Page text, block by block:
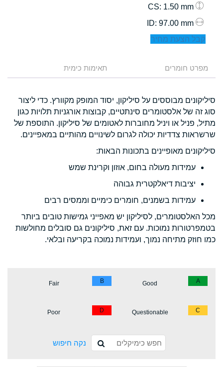
: 1.50 mm
: 97.00 mm
קבל הצעת מחיר
מפרט חומרים תאימות כימית
סיליקונים מבוססים על סיליקון, יסוד המופק מקוורץ. כדי ליצור
סוג זה של אלסטומרים סינתטיים, קבוצות אורגניות תלויות כגון
מתיל, פניל או ויניל מחוברות לאטומים של סיליקון. התוספת של
שרשראות צדדיות יכולה לגרום לשינויים מהותיים במאפיינים.
סיליקונים מאופיינים בתכונות הבאות:
עמידות מעולה בחום, אוזון וקרינת שמש
יציבות דיאלקטרית גבוהה
עמידות בשמנים, חומרים כימיים וממסים רבים
מכל האלסטומרים, לסיליקון יש מאפייני גמישות טובים ביותר
בטמפרטורות נמוכות. עם זאת, סיליקונים גם סובלים מחולשות
כמו חוזק מתיחה נמוך, ועמידות נמוכה בקריעה ובלאי.
A
Good
B
Fair
C
Questionable
D
Poor
נקה חיפוש